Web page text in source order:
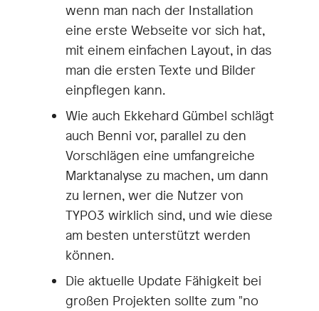
wenn man nach der Installation
eine erste Webseite vor sich hat,
mit einem einfachen Layout, in das
man die ersten Texte und Bilder
einpflegen kann.
Wie auch Ekkehard Gümbel schlägt
auch Benni vor, parallel zu den
Vorschlägen eine umfangreiche
Marktanalyse zu machen, um dann
zu lernen, wer die Nutzer von
TYPO3 wirklich sind, und wie diese
am besten unterstützt werden
können.
Die aktuelle Update Fähigkeit bei
großen Projekten sollte zum "no